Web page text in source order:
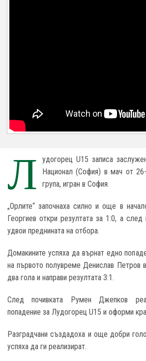
Л
удогорец U15 записа
Национал (София) в мач от
група, игран в София.
„Орлите“ започнаха силно и още в
Георгиев откри резултата за 1:0, а
удвои преднината на отбора.
Домакините успяха да върнат едно
на първото полувреме Денислав Петров
два гола и направи резултата 3:1.
След почивката Румен Джепков
попадение за Лудогорец U15 и оформи
Разградчани създадоха и още добри
успяха да ги реализират.